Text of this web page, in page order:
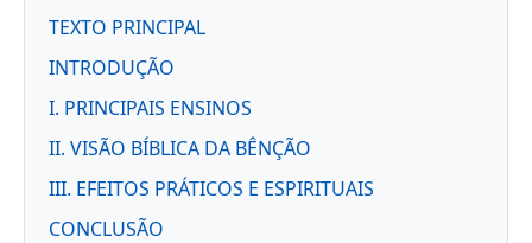
TEXTO PRINCIPAL
INTRODUÇÃO
I. PRINCIPAIS ENSINOS
II. VISÃO BÍBLICA DA BÊNÇÃO
III. EFEITOS PRÁTICOS E ESPIRITUAIS
CONCLUSÃO